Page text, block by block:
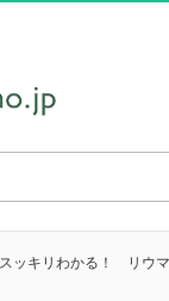
ッキリわかる！ リウ